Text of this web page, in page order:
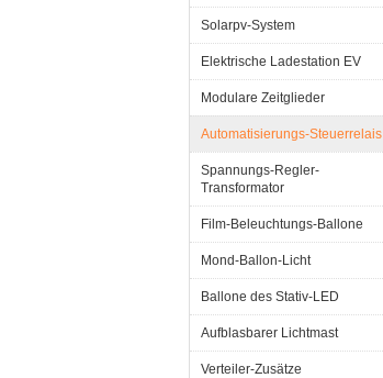
Solarpv-System
Elektrische Ladestation EV
Modulare Zeitglieder
Automatisierungs-Steuerrelais
Spannungs-Regler-
Transformator
Film-Beleuchtungs-Ballone
Mond-Ballon-Licht
Ballone des Stativ-LED
Aufblasbarer Lichtmast
Verteiler-Zusätze